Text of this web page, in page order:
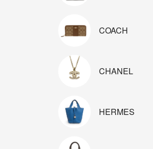
COACH
CHANEL
HERMES